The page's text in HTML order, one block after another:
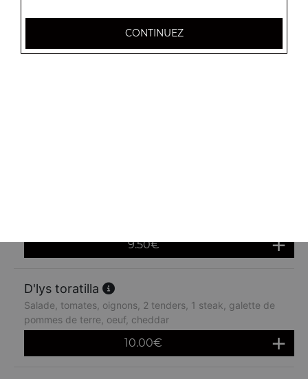
Salade, tomates, oignons, cheddar
9.50€
D'lys toratilla
Salade, tomates, oignons, 2 tenders, 1 steak, galette de
pommes de terre, oeuf, cheddar
10.00€
CONTINUEZ